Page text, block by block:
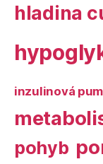
hladina
inzulinová
pohyb